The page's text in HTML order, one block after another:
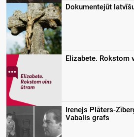
Dokumentejūt
Elizabete. Rokstom
Irenejs Plāters-
Vabalis grafs